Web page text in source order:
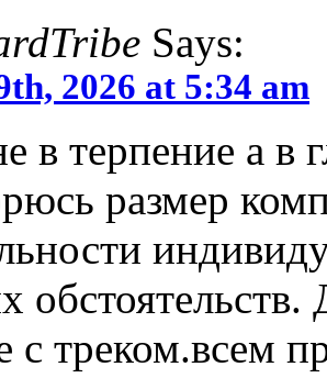
Says:
2026 at 5:34 am
в терпение а в
размер
с треком.всем